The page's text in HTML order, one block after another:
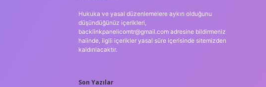
Hukuka ve yasal düzenlemelere aykırı olduğunu
düşündüğünüz içerikleri,
backlinkpanelicomtr@gmail.comadresine bildirmeniz
halinde, ilgili içerikler yasal süre içerisinde sitemizden
kaldırılacaktır.
Son Yazılar